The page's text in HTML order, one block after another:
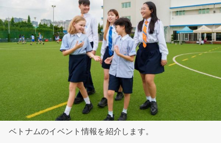
ベトナムのイベント情報を紹介します。